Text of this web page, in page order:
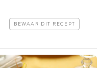
BEWAAR DIT RECEPT